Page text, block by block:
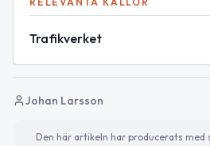
Trafikverket
Johan Larsson
Den här artikeln har producerats